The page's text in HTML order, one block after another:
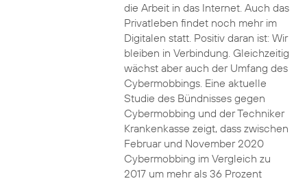
die Arbeit in das Internet. Auch das
Privatleben findet noch mehr im
Digitalen statt. Positiv daran ist: Wir
bleiben in Verbindung. Gleichzeitig
wächst aber auch der Umfang des
Cybermobbings. Eine aktuelle
Studie des Bündnisses gegen
Cybermobbing und der Techniker
Krankenkasse zeigt, dass zwischen
Februar und November 2020
Cybermobbing im Vergleich zu
2017 um mehr als 36 Prozent